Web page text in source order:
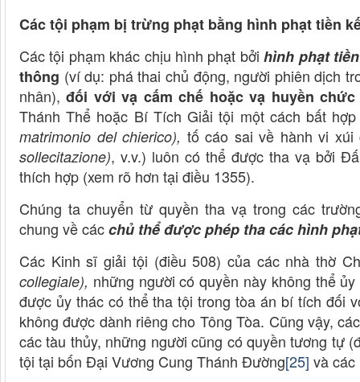
Các tội phạm bị trừng phạt bằng hình phạt tiền
Các tội phạm khác chịu hình phạt bởihình phạt
thông (ví dụ: phá thai chủ động, người phiên dịch
nhân),đối với vạ cấm chế hoặc vạ huyền chức
Thánh Thể hoặc Bí Tích Giải tội một cách bất
matrimonio del chierico), tố cáo sai về hành vi
sollecitazione), v.v.) luôn có thể được tha vạ bởi
thích hợp (xem rõ hơn tại điều 1355).
Chúng ta chuyển từ quyền tha vạ trong các
chung về cácchủ thể được phép tha các hình
Các Kinh sĩ giải tội (điều 508) của các nhà thờ
collegiale), những người có quyền này không thể
được ủy thác có thể tha tội trong tòa án bí tích đối
không được dành riêng cho Tông Tòa. Cũng vậy,
các tàu thủy, những người cũng có quyền tương tự
tội tại bốn Đại Vương Cung Thánh Đường[25] và các